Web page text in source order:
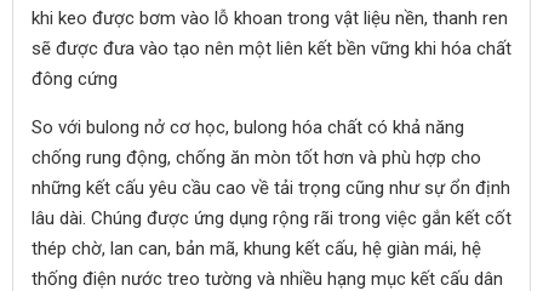
khi keo được bơm vào lỗ khoan trong vật liệu nền, thanh ren
sẽ được đưa vào tạo nên một liên kết bền vững khi hóa chất
đông cứng
So với bulong nở cơ học, bulong hóa chất có khả năng
chống rung động, chống ăn mòn tốt hơn và phù hợp cho
những kết cấu yêu cầu cao về tải trọng cũng như sự ổn định
lâu dài. Chúng được ứng dụng rộng rãi trong việc gắn kết cốt
thép chờ, lan can, bản mã, khung kết cấu, hệ giàn mái, hệ
thống điện nước treo tường và nhiều hạng mục kết cấu dân